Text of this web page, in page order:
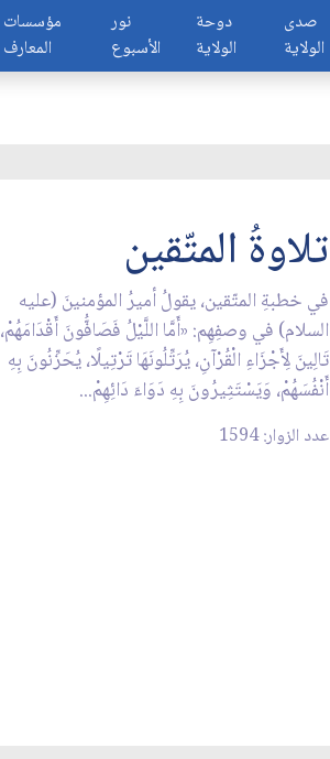
مؤسسات
المعارف
نور
الأسبوع
دوحة
الولاية
صدى
الولاية
تلاوةُ المتّقين
في خطبةِ المتّقين، يقولُ أميرُ المؤمنينَ (عليه
السلام) في وصفِهِم: «أَمَّا اللَّيْلُ فَصَافُّونَ أَقْدَامَهُمْ،
تَالِينَ لِأَجْزَاءِ الْقُرْآنِ، يُرَتِّلُونَهَا تَرْتِيلًا، يُحَزِّنُونَ بِهِ
أَنْفُسَهُمْ، وَيَسْتَثِيرُونَ بِهِ دَوَاءَ دَائِهِمْ...
عدد الزوار: 1594